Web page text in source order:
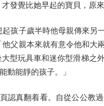
發覺比她早起的寶貝，原
子歲半時他母親傳來另
父親本來就有意令他和
型玩具車和迷你型滑梯
動能靜的孩子。」
真翻着看。自從公公教